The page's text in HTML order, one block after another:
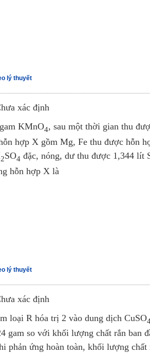
lý thuyết
xác định
KMnO4, sau một thời gian thu
hợp X gồm Mg, Fe thu được hỗn
2SO4 đặc, nóng, dư thu được 1,344 lít
hỗn hợp X là
lý thuyết
xác định
loại R hóa trị 2 vào dung dịch CuSO
gam so với khối lượng chất rắn ban
phản ứng hoàn toàn, khối lượng